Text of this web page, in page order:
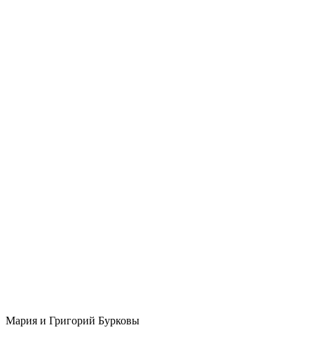
Мария и Григорий Бурковы